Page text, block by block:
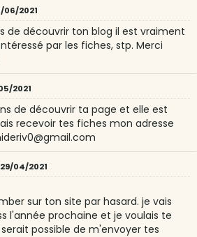
06/2021
de découvrir ton blog il est vraiment
par les fiches, stp. Merci
2021
de découvrir ta page et elle est
recevoir tes fiches mon adresse
29/04/2021
sur ton site par hasard. je vais
l'année prochaine et je voulais te
possible de m'envoyer tes